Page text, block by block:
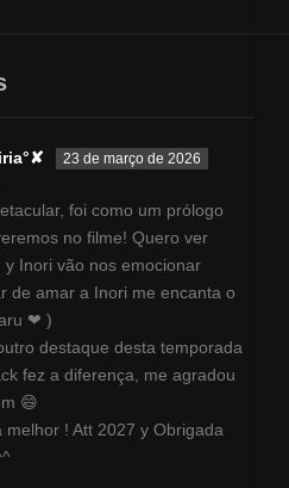
23 de março de 2026
foi como um prólogo
no filme! Quero ver
y Inori vão nos emocionar
de amar a Inori me encanta o
❤ )
destaque desta temporada
fez a diferença, me agradou
😄
melhor ! Att 2027 y Obrigada